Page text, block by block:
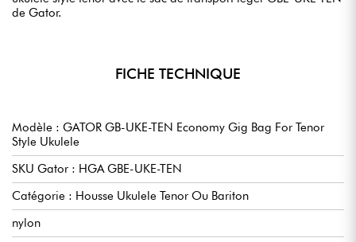
de Gator.
FICHE TECHNIQUE
Modèle : GATOR GB-UKE-TEN Economy Gig Bag For Tenor
Style Ukulele
SKU Gator : HGA GBE-UKE-TEN
Catégorie : Housse Ukulele Tenor Ou Bariton
nylon